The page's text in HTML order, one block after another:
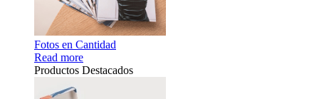
Fotos en Cantidad
Read more
Productos Destacados